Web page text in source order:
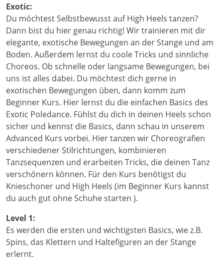
Exotic:
Du möchtest Selbstbewusst auf High Heels tanzen?
Dann bist du hier genau richtig! Wir trainieren mit dir
elegante, exotische Bewegungen an der Stange und am
Boden. Außerdem lernst du coole Tricks und sinnliche
Choreos. Ob schnelle oder langsame Bewegungen, bei
uns ist alles dabei. Du möchtest dich gerne in
exotischen Bewegungen üben, dann komm zum
Beginner Kurs. Hier lernst du die einfachen Basics des
Exotic Poledance. Fühlst du dich in deinen Heels schon
sicher und kennst die Basics, dann schau in unserem
Advanced Kurs vorbei. Hier tanzen wir Choreografien
verschiedener Stilrichtungen, kombinieren
Tanzsequenzen und erarbeiten Tricks, die deinen Tanz
verschönern können. Für den Kurs benötigst du
Knieschoner und High Heels (im Beginner Kurs kannst
du auch gut ohne Schuhe starten ).
Level 1:
Es werden die ersten und wichtigsten Basics, wie z.B.
Spins, das Klettern und Haltefiguren an der Stange
erlernt.